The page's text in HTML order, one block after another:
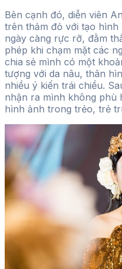
Bên cạnh đó, diễn viên
trên thảm đỏ với tạo hình
ngày càng rực rỡ, đằm
phép khi chạm mặt các
chia sẻ mình có một
tượng với da nâu, thân
nhiều ý kiến trái chiều.
nhận ra mình không phù
hình ảnh trong trẻo, trẻ